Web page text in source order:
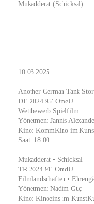
Mukadderat (Schicksal)
10.03.2025
Another German Tank
DE 2024 95' OmeU
Wettbewerb Spielfilm
Yönetmen: Jannis
Kino: KommKino im
Saat: 18:00
Mukadderat • Schicksal
TR 2024 91' OmdU
Filmlandschaften •
Yönetmen: Nadim Güç
Kino: Kinoeins im